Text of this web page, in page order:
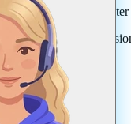
Alla
2026· Drivs av